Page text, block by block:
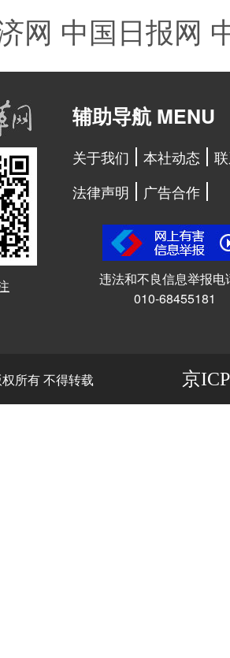
网 中国日报网
辅助导航 MENU
关于我们 本社动态
法律声明
广告合作
违法和不良信息举报电
010-68455181
所有 不得转载 京